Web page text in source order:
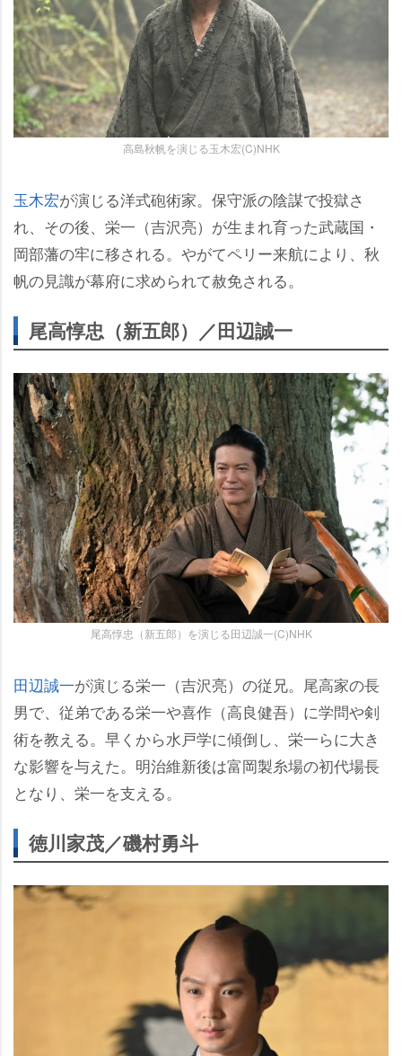
高島秋帆を演じる玉木宏(C)NHK
玉木宏が演じる洋式砲術家。保守派の陰謀で投獄さ
れ、その後、栄一（吉沢亮）が生まれ育った武蔵国・
岡部藩の牢に移される。やがてペリー来航により、秋
帆の見識が幕府に求められて赦免される。
尾高惇忠（新五郎）／田辺誠一
尾高惇忠（新五郎）を演じる田辺誠一(C)NHK
田辺誠一が演じる栄一（吉沢亮）の従兄。尾高家の長
男で、従弟である栄一や喜作（高良健吾）に学問や剣
術を教える。早くから水戸学に傾倒し、栄一らに大き
な影響を与えた。明治維新後は富岡製糸場の初代場長
となり、栄一を支える。
徳川家茂／磯村勇斗